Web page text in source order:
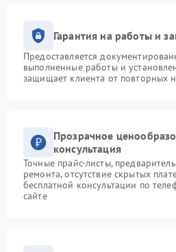
Гарантия на работы и
Предоставляется
выполненные работы и
защищает клиента от повторных
Прозрачное
консультация
Точные прайс-листы,
ремонта, отсутствие скрытых
бесплатной консультации по
сайте